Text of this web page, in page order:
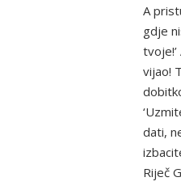
A
gdje
vijao!
dati,
Riječ